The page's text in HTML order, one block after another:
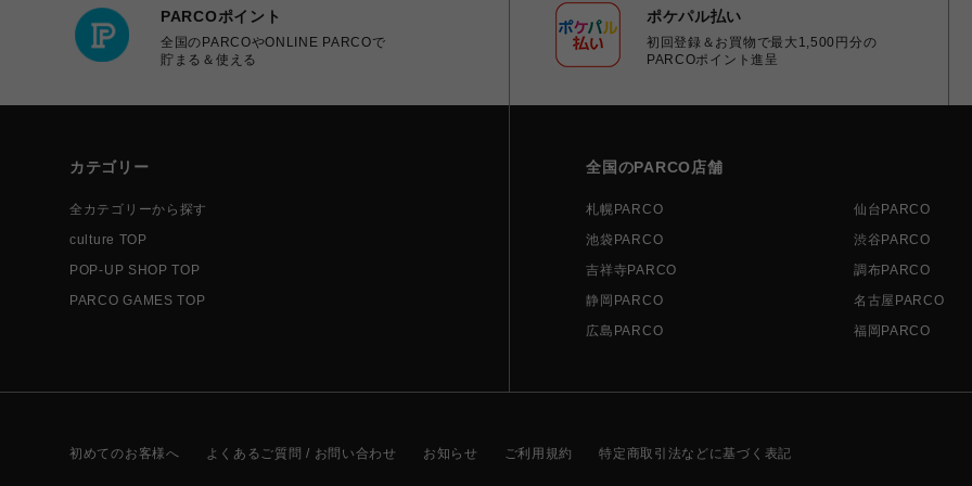
PARCOポイント
全国のPARCOやONLINE PARCOで
貯まる＆使える
ポケパル払い
初回登録＆お買物で最大1,500円分の
PARCOポイント進呈
カテゴリー
全カテゴリーから探す
culture TOP
POP-UP SHOP TOP
PARCO GAMES TOP
全国のPARCO店舗
札幌PARCO
仙台PARCO
池袋PARCO
渋谷PARCO
吉祥寺PARCO
調布PARCO
静岡PARCO
名古屋PARCO
広島PARCO
福岡PARCO
初めてのお客様へ よくあるご質問 / お問い合わせ お知らせ ご利用規約 特定商取引法などに基づく表記